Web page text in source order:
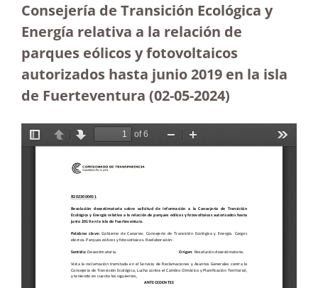
Consejería de Transición Ecológica y
Energía relativa a la relación de
parques eólicos y fotovoltaicos
autorizados hasta junio 2019 en la isla
de Fuerteventura (02-05-2024)